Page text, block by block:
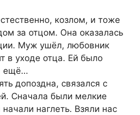
козлом, и тоже
за отцом. Она оказалась
Муж ушёл, любовник
в уходе отца. Ей было
ещё…
допоздна, связался с
Сначала были мелкие
наглеть. Взяли нас